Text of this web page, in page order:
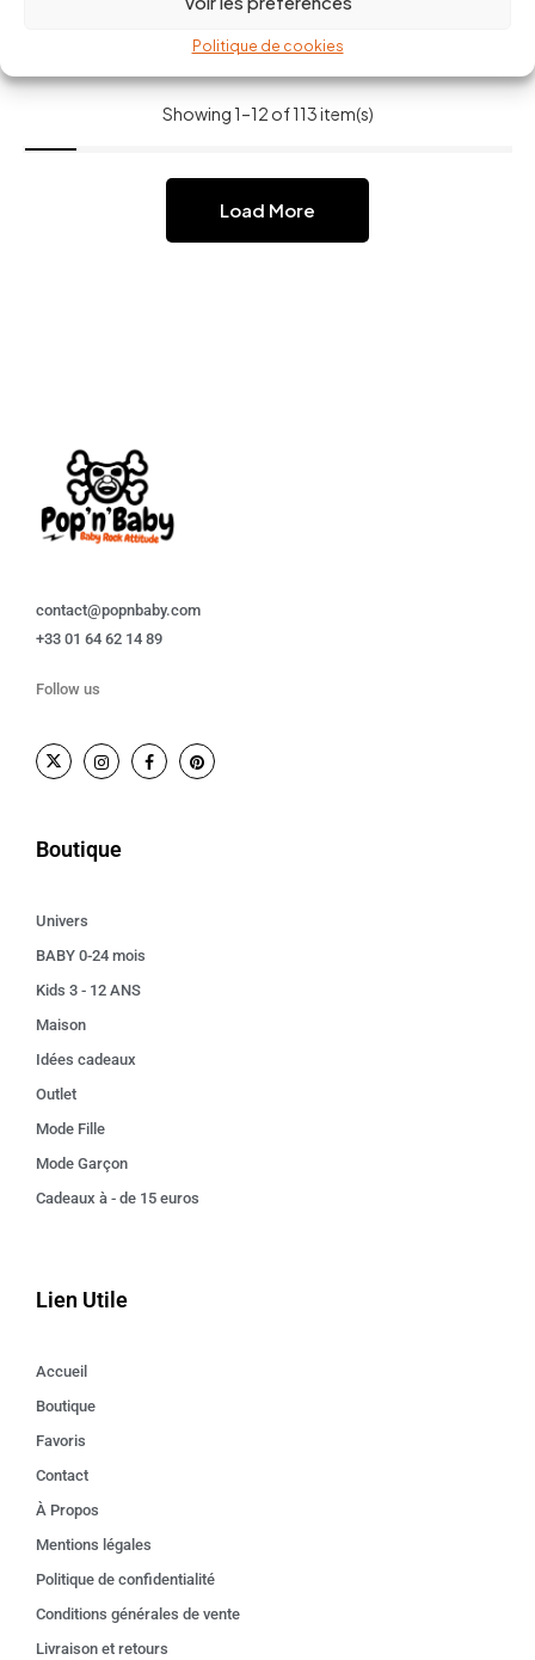
Politique de cookies
46,00€
Showing 1–12 of 113 item(s)
Load More
contact@popnbaby.com
+33 01 64 62 14 89
Follow us
Boutique
Univers
BABY 0-24 mois
Kids 3 - 12 ANS
Maison
Idées cadeaux
Outlet
Mode Fille
Mode Garçon
Cadeaux à - de 15 euros
Lien Utile
Accueil
Boutique
Favoris
Contact
À Propos
Mentions légales
Politique de confidentialité
Conditions générales de vente
Livraison et retours